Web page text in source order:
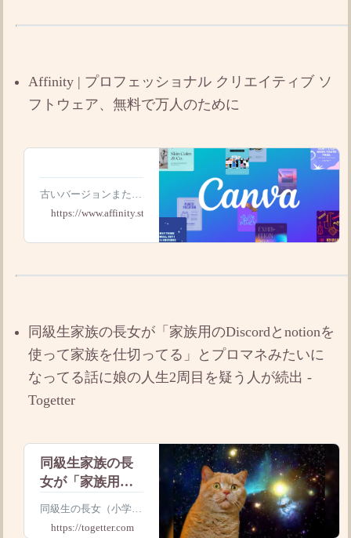
based transit IC
balance, and trip
history data via a
rd
Affinity | プロフェッショナル クリエイティブ ソ
フトウェア、無料で万人のために
古いバージョンまたは
サポート対象外のブラ
い。
https://www.affinity.studio
同級生家族の長女が「家族用のDiscordとnotionを
使って家族を仕切ってる」とプロマネみたいに
なってる話に娘の人生2周目を疑う人が続出 -
Togetter
同級生家族の長
女が「家族用の
Discordとnotion
同級生の長女（小学4
年）が家族用Discord
https://togetter.com